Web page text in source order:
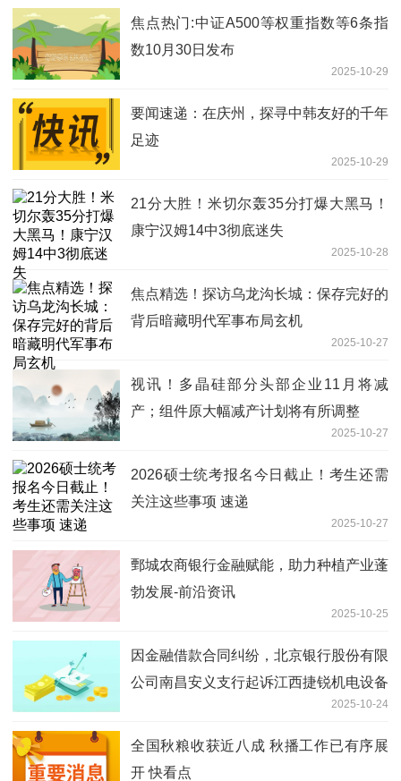
焦点热门:中证A500等权重指数等6条指
数10月30日发布
2025-10-29
要闻速递：在庆州，探寻中韩友好的千年
足迹
2025-10-29
21分大胜！米切尔轰35分打爆大黑马！
康宁汉姆14中3彻底迷失
2025-10-28
焦点精选！探访乌龙沟长城：保存完好的
背后暗藏明代军事布局玄机
2025-10-27
视讯！多晶硅部分头部企业11月将减
产；组件原大幅减产计划将有所调整
2025-10-27
2026硕士统考报名今日截止！考生还需
关注这些事项 速递
2025-10-27
鄄城农商银行金融赋能，助力种植产业蓬
勃发展-前沿资讯
2025-10-25
因金融借款合同纠纷，北京银行股份有限
公司南昌安义支行起诉江西捷锐机电设备
2025-10-24
全国秋粮收获近八成 秋播工作已有序展
开 快看点